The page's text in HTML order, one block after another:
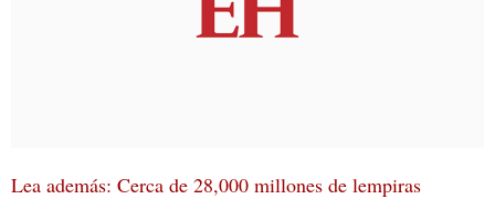
Lea además: Cerca de 28,000 millones de lempiras